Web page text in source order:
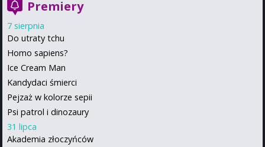
Premiery
7 sierpnia
Do utraty tchu
Homo sapiens?
Ice Cream Man
Kandydaci śmierci
Pejzaż w kolorze sepii
Psi patrol i dinozaury
31 lipca
Akademia złoczyńców